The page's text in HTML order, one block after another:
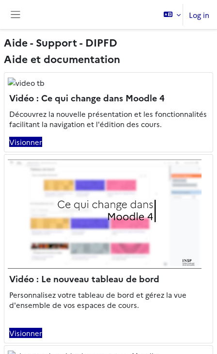
Log in
Aide - Support - DIPFD
Aide et documentation
Vidéo : Ce qui change dans Moodle 4
Découvrez la nouvelle présentation et les fonctionnalités
facilitant la navigation et l'édition des cours.
Visionner
Vidéo : Le nouveau tableau de bord
Personnalisez votre tableau de bord et gérez la vue
d'ensemble de vos espaces de cours.
Visionner